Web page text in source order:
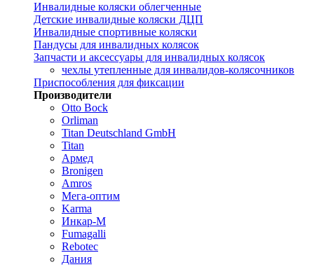
Инвалидные коляски облегченные
Детские инвалидные коляски ДЦП
Инвалидные спортивные коляски
Пандусы для инвалидных колясок
Запчасти и аксессуары для инвалидных колясок
чехлы утепленные для инвалидов-колясочников
Приспособления для фиксации
Производители
Otto Bock
Orliman
Titan Deutschland GmbH
Titan
Армед
Bronigen
Amros
Мега-оптим
Karma
Инкар-М
Fumagalli
Rebotec
Дания